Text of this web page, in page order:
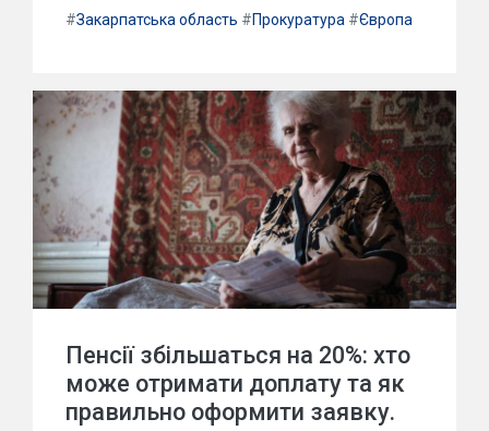
#Закарпатська область #Прокуратура #Європа
Пенсії збільшаться на 20%: хто
може отримати доплату та як
правильно оформити заявку.